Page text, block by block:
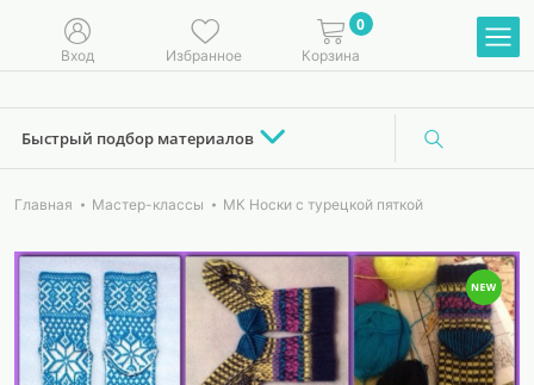
Вход Избранное
0
Корзина
Быстрый подбор материалов
Главная Мастер-классы МК Носки с турецкой пяткой